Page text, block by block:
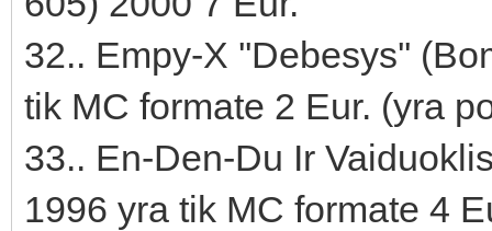
32.. Empy-X ''Debesys''
tik MC formate 2 Eur. (yra
33.. En-Den-Du Ir
1996 yra tik MC formate 4